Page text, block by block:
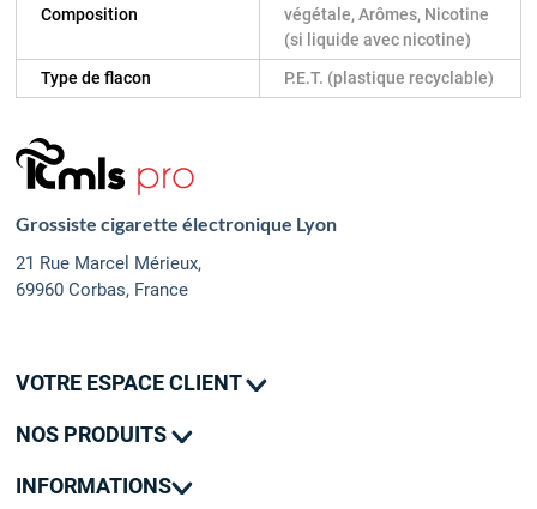
Composition
végétale, Arômes, Nicotine
(si liquide avec nicotine)
Type de flacon
P.E.T. (plastique recyclable)
Grossiste cigarette électronique Lyon
21 Rue Marcel Mérieux,
69960 Corbas, France
VOTRE ESPACE CLIENT
Mes adresses
NOS PRODUITS
Nouveautés
INFORMATIONS